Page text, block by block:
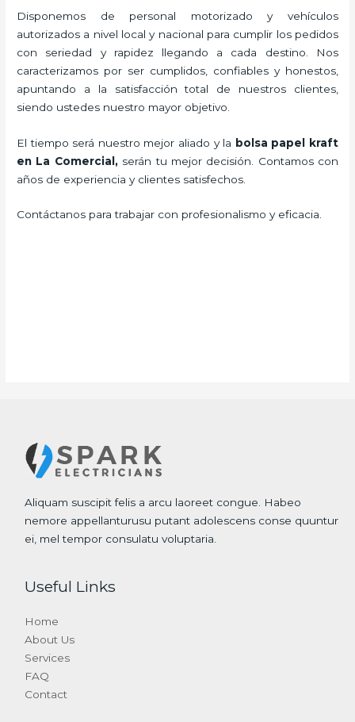
Disponemos de personal motorizado y vehículos
autorizados a nivel local y nacional para cumplir los pedidos
con seriedad y rapidez llegando a cada destino. Nos
caracterizamos por ser cumplidos, confiables y honestos,
apuntando a la satisfacción total de nuestros clientes,
siendo ustedes nuestro mayor objetivo.
El tiempo será nuestro mejor aliado y la bolsa papel kraft
en La Comercial, serán tu mejor decisión. Contamos con
años de experiencia y clientes satisfechos.
Contáctanos para trabajar con profesionalismo y eficacia.
Aliquam suscipit felis a arcu laoreet congue. Habeo
nemore appellanturusu putant adolescens conse quuntur
ei, mel tempor consulatu voluptaria.
Useful Links
Home
About Us
Services
FAQ
Contact